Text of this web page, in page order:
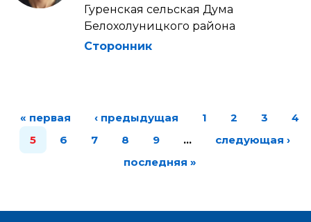
Гуренская сельская Дума
Белохолуницкого района
Сторонник
« первая ‹ предыдущая 1 2 3
4
5
6 7 8 9 …
следующая ›
последняя »